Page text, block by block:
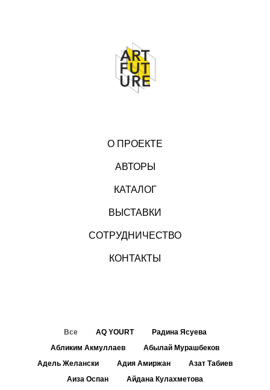
О ПРОЕКТЕ
АВТОРЫ
КАТАЛОГ
ВЫСТАВКИ
СОТРУДНИЧЕСТВО
КОНТАКТЫ
Все AQ YOURT
Радина Ясуева
Абликим Акмуллаев
Абылай Мурашбеков
Адель Желански
Адия Амиржан
Азат Табиев
Аиза Оспан
Айдана Кулахметова